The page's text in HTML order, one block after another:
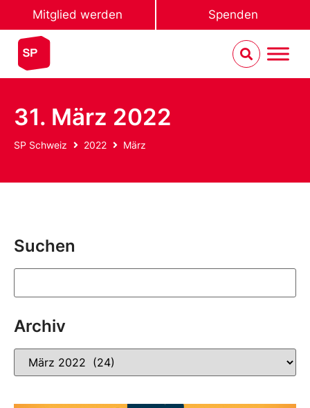
Mitglied werden Spenden
31. März 2022
SP Schweiz 2022 März
Suchen
Archiv